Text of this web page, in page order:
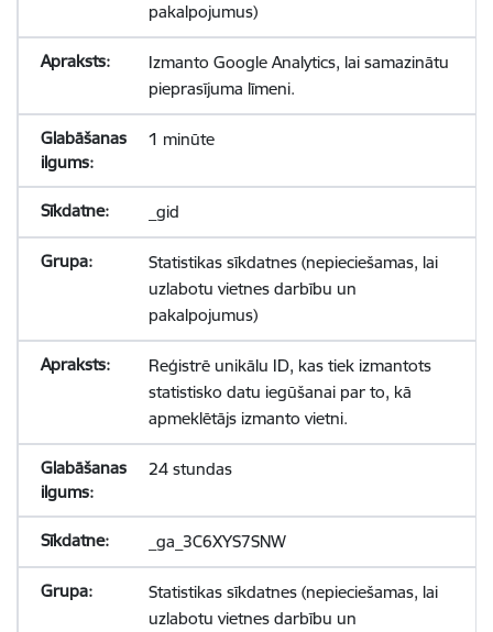
pakalpojumus)
Izmanto Google Analytics, lai samazinātu
pieprasījuma līmeni.
1 minūte
_gid
Statistikas sīkdatnes (nepieciešamas, lai
uzlabotu vietnes darbību un
pakalpojumus)
Reģistrē unikālu ID, kas tiek izmantots
statistisko datu iegūšanai par to, kā
apmeklētājs izmanto vietni.
24 stundas
_ga_3C6XYS7SNW
Statistikas sīkdatnes (nepieciešamas, lai
uzlabotu vietnes darbību un